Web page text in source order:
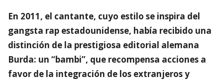
En 2011, el cantante, cuyo estilo se inspira del
gangsta rap estadounidense, había recibido una
distinción de la prestigiosa editorial alemana
Burda: un “bambi”, que recompensa acciones a
favor de la integración de los extranjeros y